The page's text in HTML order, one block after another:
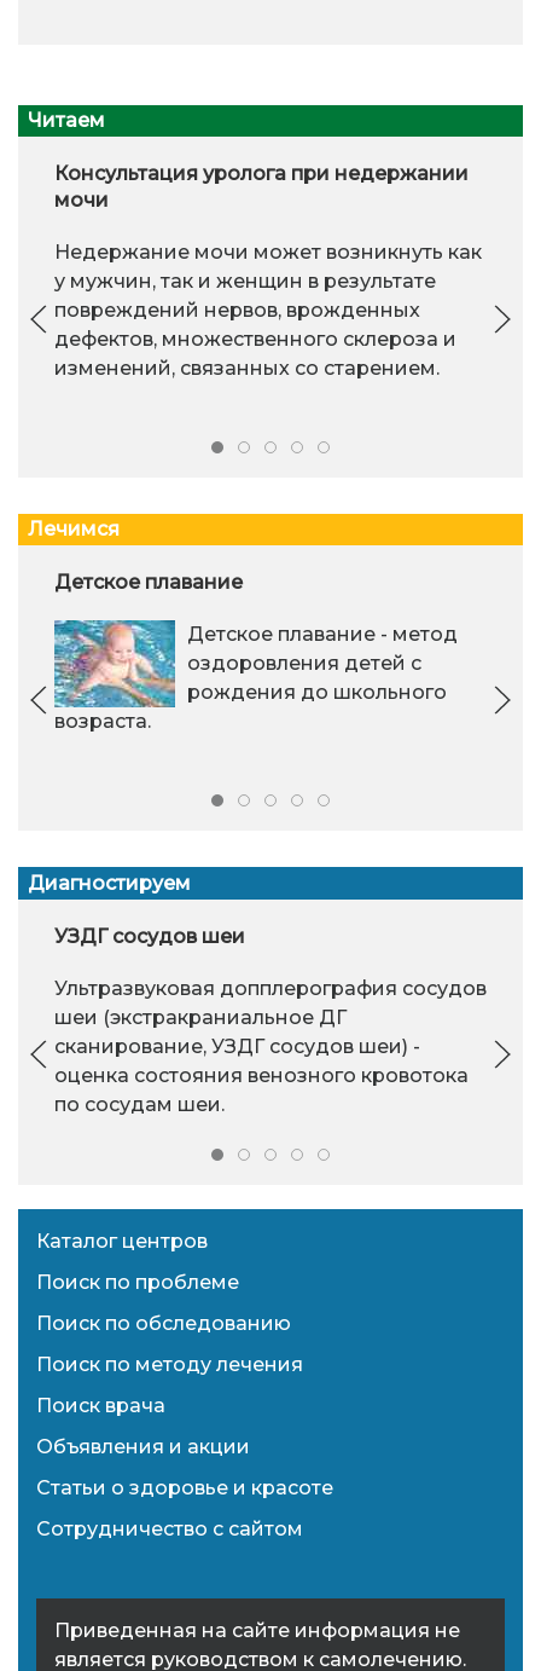
Читаем
Консультация уролога при недержании
мочи
Недержание мочи может возникнуть как
у мужчин, так и женщин в результате
повреждений нервов, врожденных
дефектов, множественного склероза и
изменений, связанных со старением.
Лечимся
Детское плавание
Детское плавание - метод
оздоровления детей с
рождения до школьного
возраста.
Диагностируем
УЗДГ сосудов шеи
Ультразвуковая допплерография сосудов
шеи (экстракраниальное ДГ
сканирование, УЗДГ сосудов шеи) -
оценка состояния венозного кровотока
по сосудам шеи.
Каталог центров
Поиск по проблеме
Поиск по обследованию
Поиск по методу лечения
Поиск врача
Объявления и акции
Статьи о здоровье и красоте
Сотрудничество с сайтом
Приведенная на сайте информация не
является руководством к самолечению.